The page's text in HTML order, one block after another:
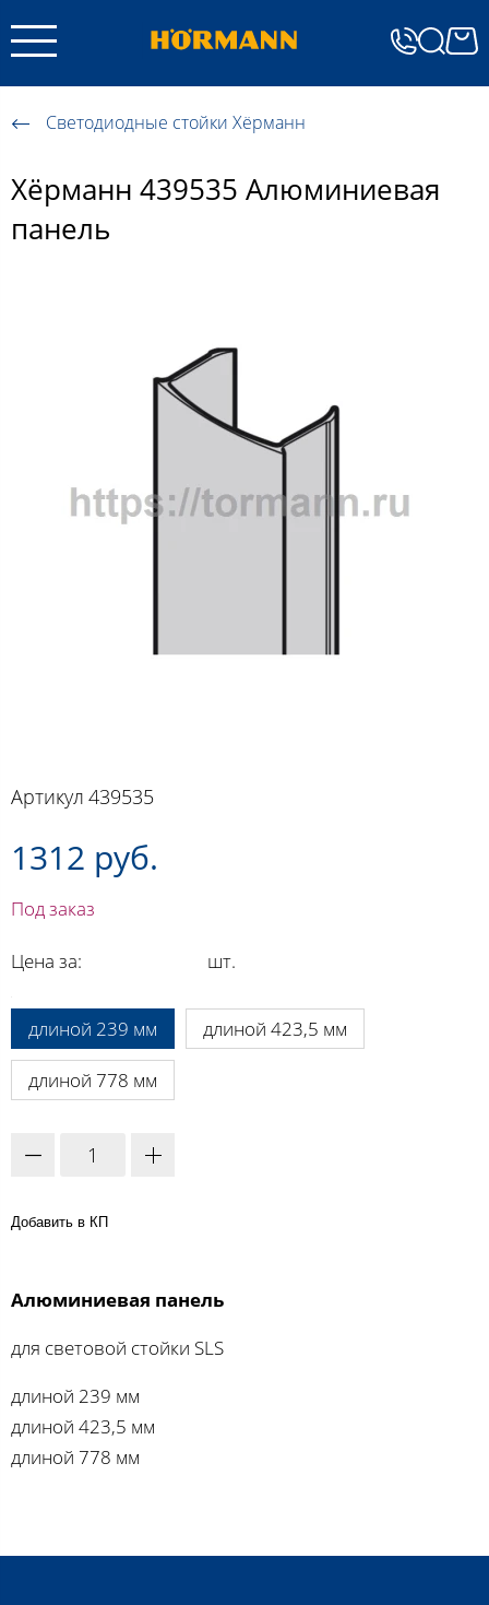
Светодиодные стойки Хёрманн
Хёрманн 439535 Алюминиевая
панель
Артикул 439535
1312 руб.
Под заказ
Цена за: шт.
длиной 239 мм длиной 423,5 мм
длиной 778 мм
Добавить в КП
Алюминиевая панель
для световой стойки SLS
длиной 239 мм
длиной 423,5 мм
длиной 778 мм